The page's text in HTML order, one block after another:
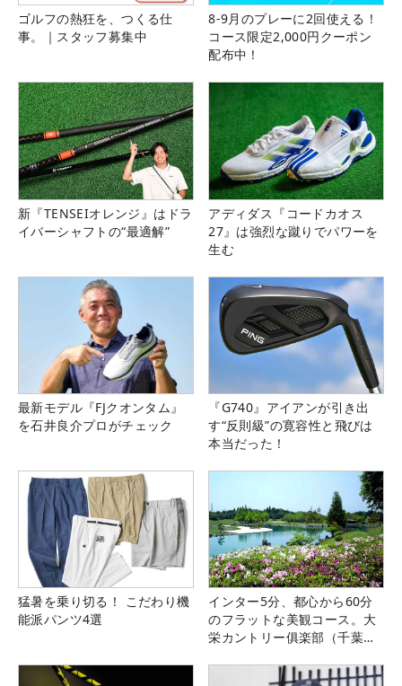
ゴルフの熱狂を、つくる仕
事。｜スタッフ募集中
8-9月のプレーに2回使える！
コース限定2,000円クーポン
配布中！
新『TENSEIオレンジ』はドラ
イバーシャフトの“最適解”
アディダス『コードカオス
27』は強烈な蹴りでパワーを
生む
最新モデル『FJクオンタム』
を石井良介プロがチェック
『G740』アイアンが引き出
す“反則級”の寛容性と飛びは
本当だった！
猛暑を乗り切る！ こだわり機
能派パンツ4選
インター5分、都心から60分
のフラットな美観コース。大
栄カントリー俱楽部（千葉